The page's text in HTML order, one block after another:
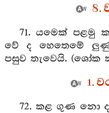
8.
71. යමෙක් පළමු
වේ ද හෙතෙමේ
පසුව තැවෙයි. (ශෝක
1.
72. කළ ගුණ නො